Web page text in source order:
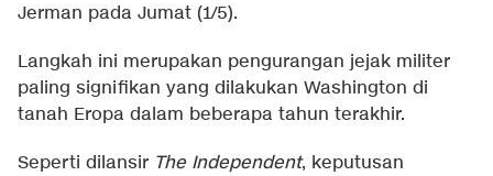
Jerman pada Jumat (1/5).
Langkah ini merupakan pengurangan jejak militer
paling signifikan yang dilakukan Washington di
tanah Eropa dalam beberapa tahun terakhir.
Seperti dilansir The Independent, keputusan